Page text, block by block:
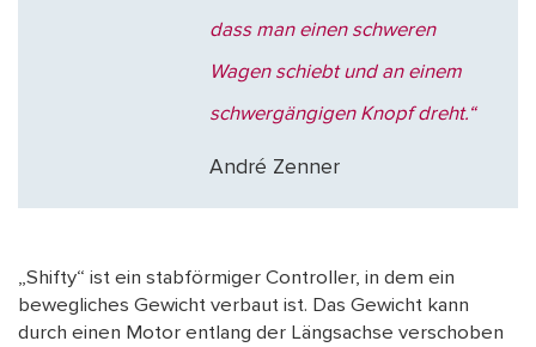
dass man einen schweren
Wagen schiebt und an einem
schwergängigen Knopf dreht.“
André Zenner
„Shifty“ ist ein stabförmiger Controller, in dem ein
bewegliches Gewicht verbaut ist. Das Gewicht kann
durch einen Motor entlang der Längsachse verschoben